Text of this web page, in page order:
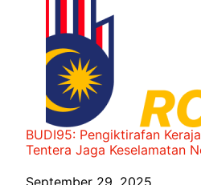
BUDI95: Pengiktirafan
Tentera Jaga Keselamatan
Date
September 29, 2025